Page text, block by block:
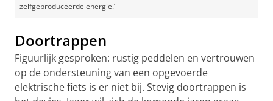
zelfgeproduceerde energie.’
Doortrappen
Figuurlijk gesproken: rustig peddelen en vertrouwen
op de ondersteuning van een opgevoerde
elektrische fiets is er niet bij. Stevig doortrappen is